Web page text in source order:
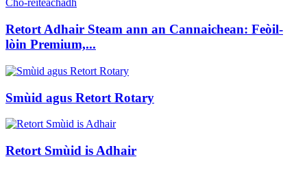
Retort Adhair Steam ann an Cannaichean: Feòil-
lòin Premium,...
Smùid agus Retort Rotary
Retort Smùid is Adhair